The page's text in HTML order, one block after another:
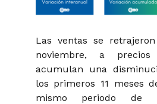
Las ventas se
noviembre, a
acumulan una
los primeros 11 meses
mismo periodo de